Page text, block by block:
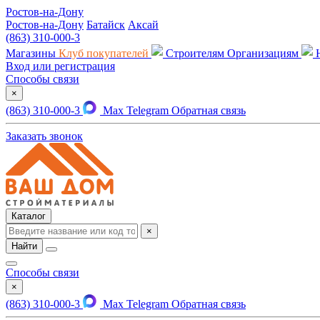
Ростов-на-Дону
Ростов-на-Дону Батайск Аксай
(863) 310-000-3
Магазины Клуб покупателей Строителям Организациям
Вход или регистрация
Способы связи
×
(863) 310-000-3 Max Telegram Обратная связь
Заказать звонок
Каталог
×
Найти
Способы связи
×
(863) 310-000-3 Max Telegram Обратная связь